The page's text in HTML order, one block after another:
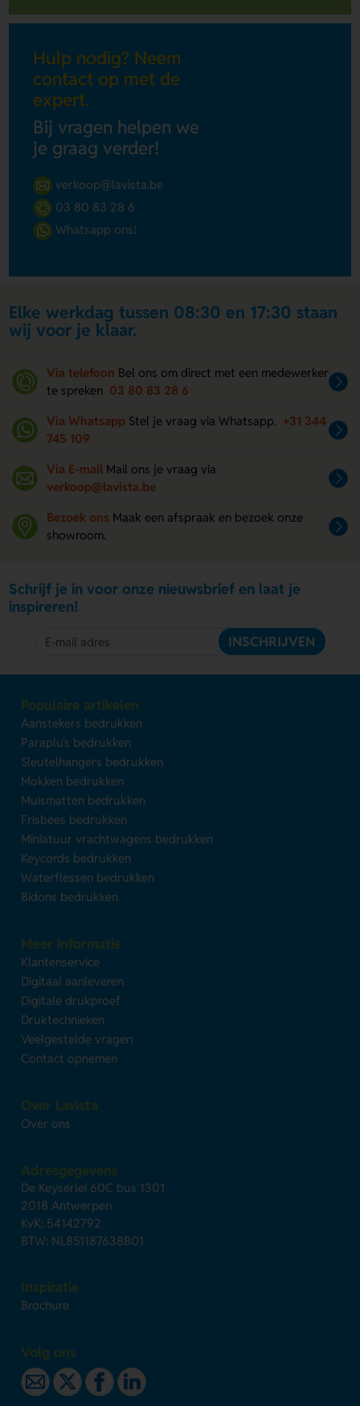
Hulp nodig? Neem
contact op met de
expert.
Bij vragen helpen we
je graag verder!
verkoop@lavista.be
03 80 83 28 6
Whatsapp ons!
Elke werkdag tussen 08:30 en 17:30 staan
wij voor je klaar.
Via telefoon Bel ons om direct met een medewerker
te spreken 03 80 83 28 6
Via Whatsapp Stel je vraag via Whatsapp. +31 344
745 109
Via E-mail Mail ons je vraag via
verkoop@lavista.be
Bezoek ons Maak een afspraak en bezoek onze
showroom.
Schrijf je in voor onze nieuwsbrief en laat je
inspireren!
INSCHRIJVEN
Populaire artikelen
Aanstekers bedrukken
Paraplu's bedrukken
Sleutelhangers bedrukken
Mokken bedrukken
Muismatten bedrukken
Frisbees bedrukken
Miniatuur vrachtwagens bedrukken
Keycords bedrukken
Waterflessen bedrukken
Bidons bedrukken
Meer informatie
Klantenservice
Digitaal aanleveren
Digitale drukproef
Druktechnieken
Veelgestelde vragen
Contact opnemen
Over Lavista
Over ons
Adresgegevens
De Keyserlei 60C bus 1301
2018 Antwerpen
KvK: 54142792
BTW: NL851187638B01
Inspiratie
Brochure
Volg ons